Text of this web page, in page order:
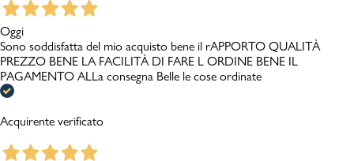
Oggi
Sono soddisfatta del mio acquisto bene il rAPPORTO QUALITÀ
PREZZO BENE LA FACILITÀ DI FARE L ORDINE BENE IL
PAGAMENTO ALLa consegna Belle le cose ordinate
Acquirente verificato